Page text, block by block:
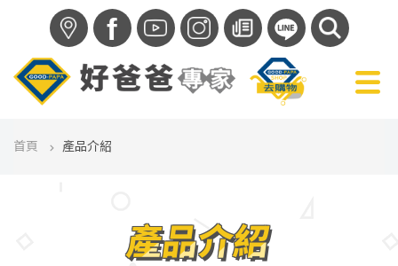
f
首頁 產品介紹
產品介紹